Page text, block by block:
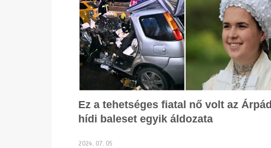
Ez a tehetséges fiatal nő volt az Árpád
hídi baleset egyik áldozata
2024. 07. 05